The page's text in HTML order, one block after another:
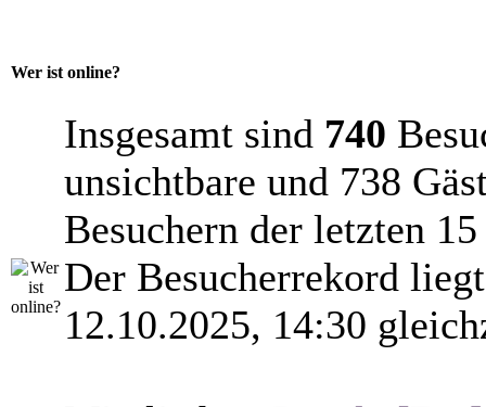
Wer ist online?
Insgesamt sind 740
unsichtbare und 738
Besuchern der letzten
Der Besucherrekord
12.10.2025, 14:30